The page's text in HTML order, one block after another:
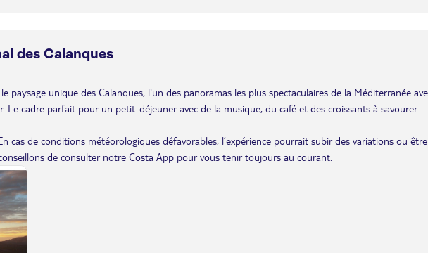
des Calanques
paysage unique des Calanques, l'un des panoramas les plus spectaculaires de la Méditerranée
Le cadre parfait pour un petit-déjeuner avec de la musique, du café et des croissants à savourer
cas de conditions météorologiques défavorables, l’expérience pourrait subir des variations ou être
de consulter notre Costa App pour vous tenir toujours au courant.